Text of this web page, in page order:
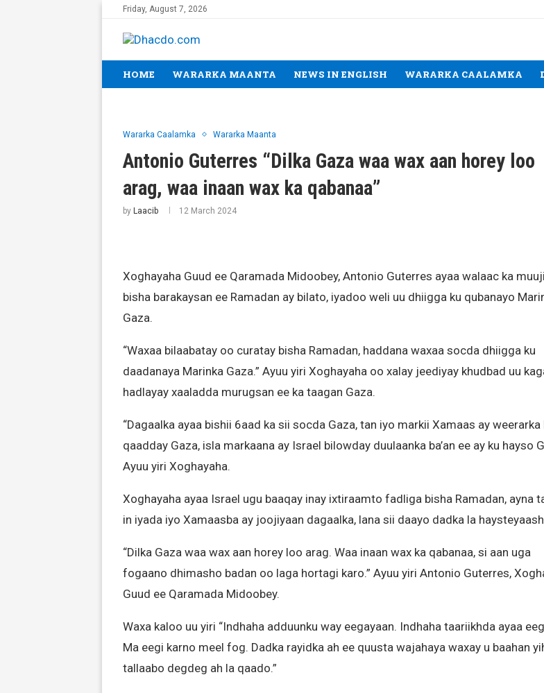
Friday, August 7, 2026
HOME WARARKA MAANTA NEWS IN ENGLISH WARARKA CAALAMKA
Wararka Caalamka Wararka Maanta
Antonio Guterres “Dilka Gaza waa wax aan horey loo
arag, waa inaan wax ka qabanaa”
by Laacib 12 March 2024
Xoghayaha Guud ee Qaramada Midoobey, Antonio Guterres ayaa walaac ka
bisha barakaysan ee Ramadan ay bilato, iyadoo weli uu dhiigga ku qubanayo
Gaza.
“Waxaa bilaabatay oo curatay bisha Ramadan, haddana waxaa socda dhiigga ku
daadanaya Marinka Gaza.” Ayuu yiri Xoghayaha oo xalay jeediyay khudbad uu
hadlayay xaaladda murugsan ee ka taagan Gaza.
“Dagaalka ayaa bishii 6aad ka sii socda Gaza, tan iyo markii Xamaas ay weerarka
qaadday Gaza, isla markaana ay Israel bilowday duulaanka ba’an ee ay ku hayso
Ayuu yiri Xoghayaha.
Xoghayaha ayaa Israel ugu baaqay inay ixtiraamto fadliga bisha Ramadan, ayna
in iyada iyo Xamaasba ay joojiyaan dagaalka, lana sii daayo dadka la
“Dilka Gaza waa wax aan horey loo arag. Waa inaan wax ka qabanaa, si aan uga
fogaano dhimasho badan oo laga hortagi karo.” Ayuu yiri Antonio Guterres,
Guud ee Qaramada Midoobey.
Waxa kaloo uu yiri “Indhaha adduunku way eegayaan. Indhaha taariikhda ayaa
Ma eegi karno meel fog. Dadka rayidka ah ee quusta wajahaya waxay u baahan
tallaabo degdeg ah la qaado.”